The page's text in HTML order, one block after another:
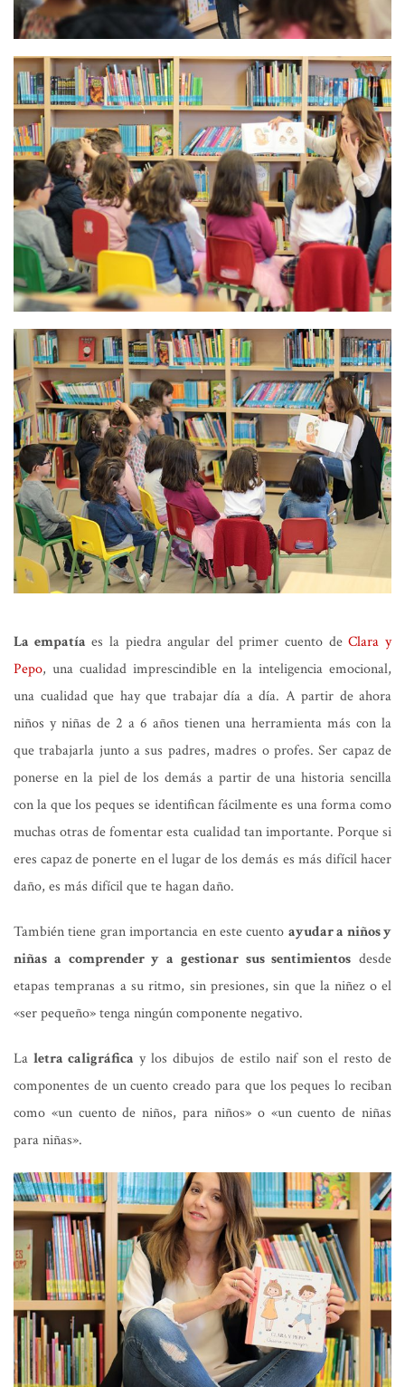
La empatía es la piedra angular del primer cuento deClara y
Pepo, una cualidad imprescindible en la inteligencia emocional,
una cualidad que hay que trabajar día a día. A partir de ahora
niños y niñas de 2 a 6 años tienen una herramienta más con la
que trabajarla junto a sus padres, madres o profes. Ser capaz de
ponerse en la piel de los demás a partir de una historia sencilla
con la que los peques se identifican fácilmente es una forma como
muchas otras de fomentar esta cualidad tan importante. Porque si
eres capaz de ponerte en el lugar de los demás es más difícil hacer
daño, es más difícil que te hagan daño.
También tiene gran importancia en este cuento ayudar a niños y
niñas a comprender y a gestionar sus sentimientos desde
etapas tempranas a su ritmo, sin presiones, sin que la niñez o el
«ser pequeño» tenga ningún componente negativo.
Laletra caligráfica y los dibujos de estilo naif son el resto de
componentes de un cuento creado para que los peques lo reciban
como «un cuento de niños, para niños» o «un cuento de niñas
para niñas».